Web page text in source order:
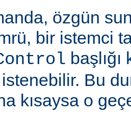
özgün
bir istemci
istenebilir. Bu
kısaysa o